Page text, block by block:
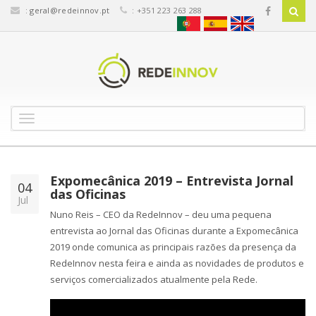
:geral@redeinnov.pt : +351 223 263 288
o
g
l
a
v
i
g
a
04
Jul
Expomecânica 2019 – Entrevista Jornal
das Oficinas
Nuno Reis – CEO da RedeInnov – deu uma pequena
entrevista ao Jornal das Oficinas durante a Expomecânica
2019 onde comunica as principais razões da presença da
RedeInnov nesta feira e ainda as novidades de produtos e
serviços comercializados atualmente pela Rede.